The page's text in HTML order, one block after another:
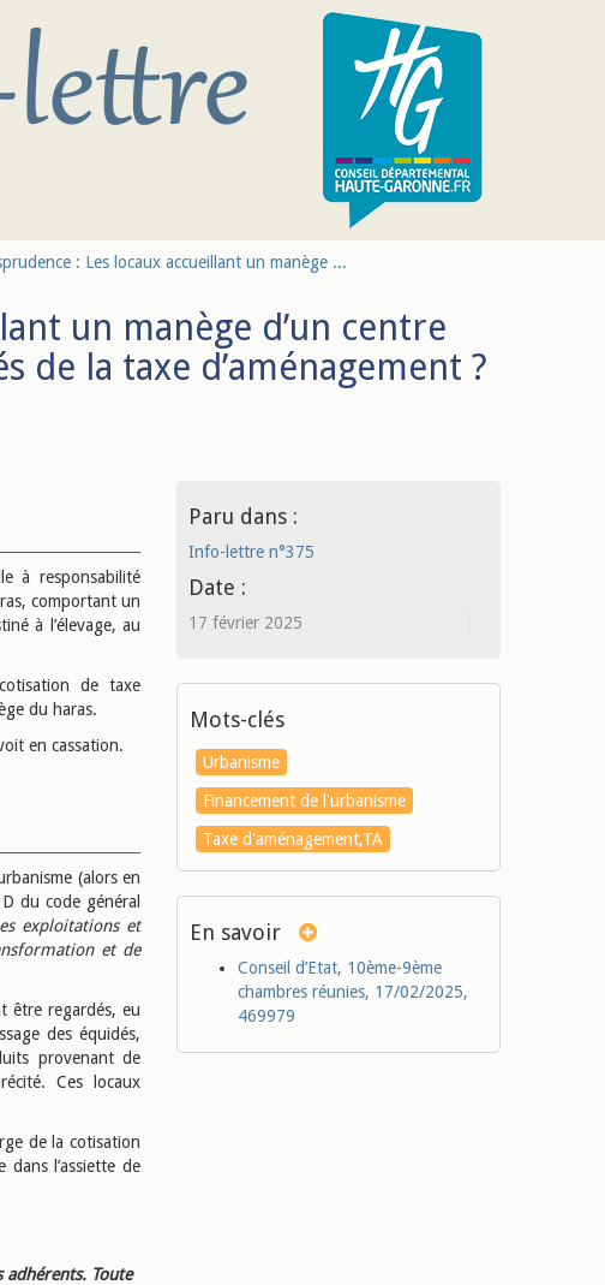
: Les locaux accueillant un manège ...
un manège d’un centre
de la taxe d’aménagement ?
à responsabilité
comportant un
à l’élevage, au
de taxe
du haras.
en cassation.
(alors en
du code général
exploitations et
et de
être regardés, eu
des équidés,
provenant de
Ces locaux
de la cotisation
dans l’assiette de
adhérents. Toute
Paru dans :
Info-lettre n°375
Date :
17 février 2025
Mots-clés
Urbanisme
Financement de l'urbanisme
Taxe d'aménagement,TA
En savoir
Conseil d’Etat, 10ème-9ème
chambres réunies, 17/02/2025,
469979